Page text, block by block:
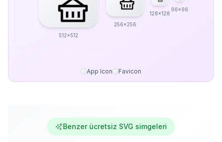
512x512
256x256
128x128
96x96
App Icon Favicon
Benzer ücretsiz SVG simgeleri